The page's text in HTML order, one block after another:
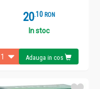
20.1 RON
In stoc
Adauga in cos